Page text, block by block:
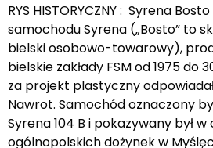
RYS HISTORYCZNY : Syrena
samochodu Syrena („Bosto” to
bielski osobowo-towarowy),
bielskie zakłady FSM od 1975 do
za projekt plastyczny
Nawrot. Samochód oznaczony
Syrena 104 B i pokazywany był w
ogólnopolskich dożynek w